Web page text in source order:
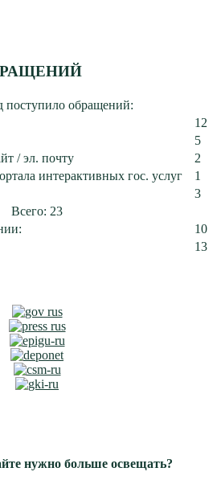
поступило обращений:
12
5
/ эл. почту
2
интерактивных гос. услуг
1
3
Всего: 23
10
13
нужно больше освещать?